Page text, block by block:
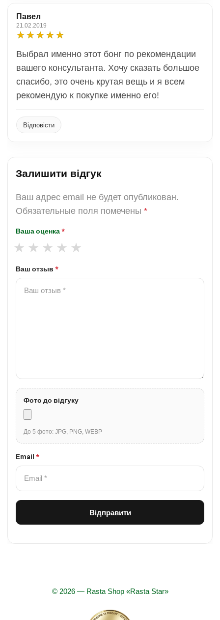
Павел
21.02.2019
Выбрал именно этот бонг по рекомендации
вашего консультанта. Хочу сказать большое
спасибо, это очень крутая вещь и я всем
рекомендую к покупке именно его!
Відповісти
Залишити відгук
Ваш адрес email не будет опубликован.
Обязательные поля помечены *
Ваша оценка*
Ваш отзыв *
Фото до відгуку
До 5 фото: JPG, PNG, WEBP
Email *
© 2026 — Rasta Shop «Rasta Star»